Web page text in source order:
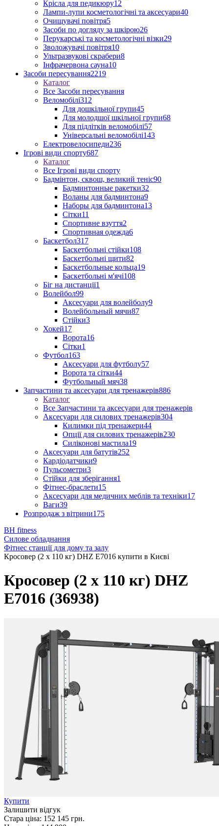
Крісла для педикюру12
Лампи-лупи косметологічні та аксесуари40
Очищувачі повітря5
Засоби по догляду за шкірою26
Перукарські та косметологічні візки29
Зволожувачі повітря10
Ультразвукові скрабери8
Інфрачервона сауна10
Засоби пересування2219
Каталог
Все Засоби пересування
Веломобілі312
Для дошкільної групи45
Для молодшої шкільної групи68
Для підлітків веломобілі57
Універсальні веломобілі143
Електровелосипеди236
Ігрові види спорту687
Каталог
Все Ігрові види спорту
Бадмінтон, сквош, великий теніс90
Бадминтонные ракетки32
Воланы для бадминтона9
Наборы для бадминтона13
Сітки11
Спортивне взуття2
Спортивная одежда6
Баскетбол317
Баскетбольні стійки108
Баскетбольні щити82
Баскетбольные кольца19
Баскетбольні м'ячі108
Біг на дистанції1
Волейбол99
Аксесуари для волейболу9
Волейбольный мячи87
Стійки3
Хокей17
Ворота16
Сітки1
Футбол163
Аксесуари для футболу57
Ворота та сітки44
Футбольный мяч38
Запчастини та аксесуари для тренажерів886
Каталог
Все Запчастини та аксесуари для тренажерів
Аксесуари для силових тренажерів304
Килимки під тренажери44
Опції для силових тренажерів230
Силіконові мастила19
Аксесуари для батутів252
Кардіодатчики9
Пульсометри3
Стійки для зберігання1
Фітнес-браслети15
Аксесуари для медичних меблів та техніки17
Ваги39
Розпродаж з вітрини175
BH fitness
Силове обладнання
Фітнес станції для дому та залу
Кросовер (2 х 110 кг) DHZ E7016 купити в Києві
Кросовер (2 х 110 кг) DHZ
E7016 (36938)
Купити
Залишити відгук
Стара ціна: 152 145 грн.